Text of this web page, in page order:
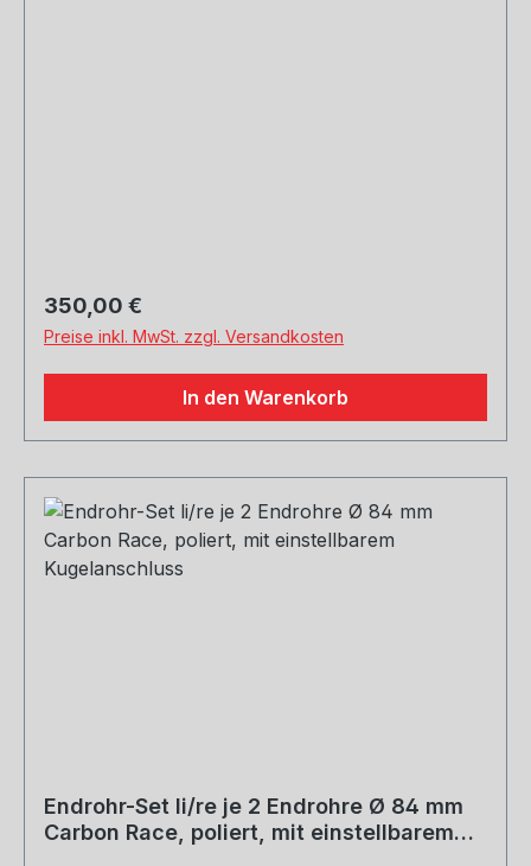
Regulärer Preis:
350,00 €
Preise inkl. MwSt. zzgl. Versandkosten
In den Warenkorb
Endrohr-Set li/re je 2 Endrohre Ø 84 mm
Carbon Race, poliert, mit einstellbarem